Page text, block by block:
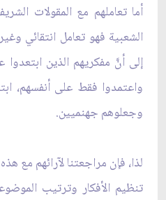
أما تعاملهم مع المقولات
الشعبية فهو تعامل انتقائي
إلى أنَّ مفكريهم الذين
واعتمدوا فقط على أنفسهم،
وجعلوهم جهنميين.
لذا، فإن مراجعتنا لآرائهم مع
تنظيم الأفكار وترتيب